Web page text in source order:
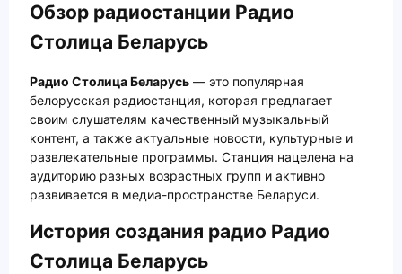
Обзор радиостанции Радио
Столица Беларусь
Радио Столица Беларусь — это популярная
белорусская радиостанция, которая предлагает
своим слушателям качественный музыкальный
контент, а также актуальные новости, культурные и
развлекательные программы. Станция нацелена на
аудиторию разных возрастных групп и активно
развивается в медиа-пространстве Беларуси.
История создания радио Радио
Столица Беларусь